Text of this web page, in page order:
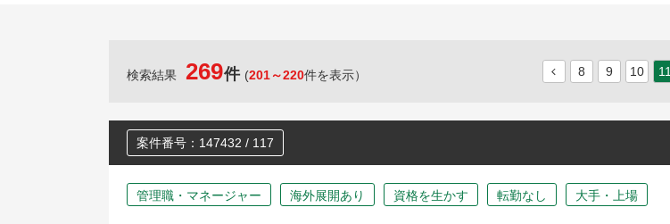
検索結果 269件 (201～220件を表示） 8 9 10 11
案件番号：147432 / 117
管理職・マネージャー 海外展開あり 資格を生かす 転勤なし 大手・上場